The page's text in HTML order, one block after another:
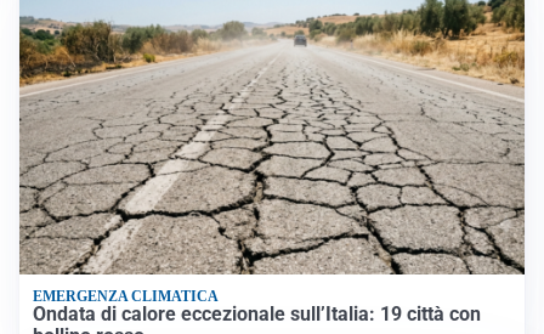
EMERGENZA CLIMATICA
Ondata di calore eccezionale sull’Italia: 19 città con